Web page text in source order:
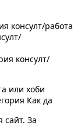
консулт/работа
консулт/
или хоби
Как да
За